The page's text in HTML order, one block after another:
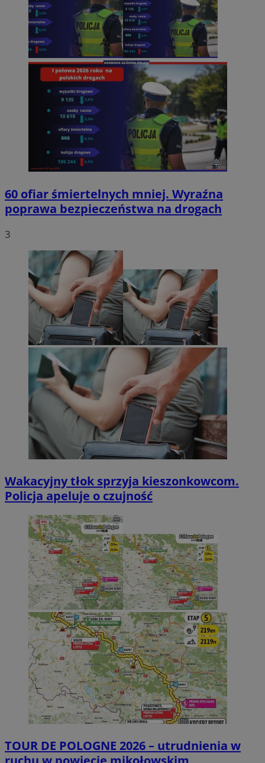
60 ofiar śmiertelnych mniej. Wyraźna
poprawa bezpieczeństwa na drogach
3
Wakacyjny tłok sprzyja kieszonkowcom.
Policja apeluje o czujność
TOUR DE POLOGNE 2026 – utrudnienia w